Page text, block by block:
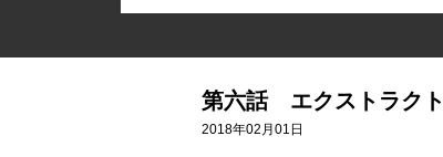
第六話 エクストラクト
2018年02月01日